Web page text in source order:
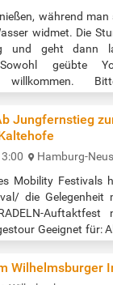
während
widmet. Die
und geht dann
geübte
willkommen.
Regenoption dient
Jungfernstieg
Hamburg-
Mobility Festivals
die Gelegenheit
Geeignet für:
und 15 Uhr
des Alex. Die
Wilhelmsburger